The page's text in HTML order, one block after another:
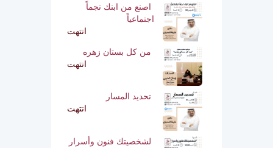
اصنع من ابنك نجماً
اجتماعياً
انتهت
من كل بستان زهره
انتهت
تحديد المسار
انتهت
لشخصيتك فنون وأسرار